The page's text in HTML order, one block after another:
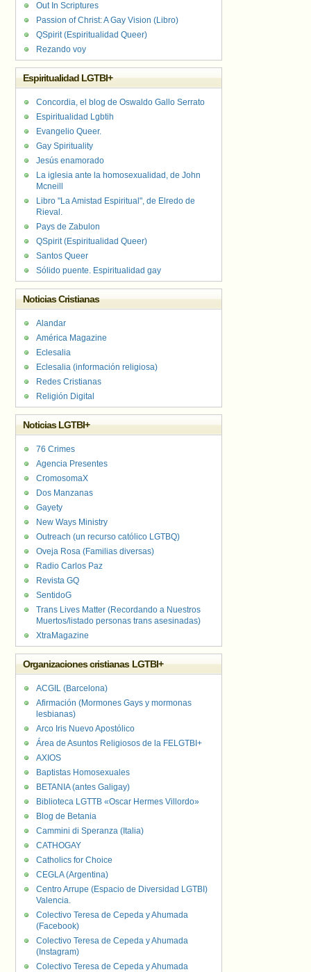
Out In Scriptures
Passion of Christ: A Gay Vision (Libro)
QSpirit (Espiritualidad Queer)
Rezando voy
Espiritualidad LGTBI+
Concordia, el blog de Oswaldo Gallo Serrato
Espiritualidad Lgbtih
Evangelio Queer.
Gay Spirituality
Jesús enamorado
La iglesia ante la homosexualidad, de John
Mcneill
Libro "La Amistad Espiritual", de Elredo de
Rieval.
Pays de Zabulon
QSpirit (Espiritualidad Queer)
Santos Queer
Sólido puente. Espiritualidad gay
Noticias Cristianas
Alandar
América Magazine
Eclesalia
Eclesalia (información religiosa)
Redes Cristianas
Religión Digital
Noticias LGTBI+
76 Crimes
Agencia Presentes
CromosomaX
Dos Manzanas
Gayety
New Ways Ministry
Outreach (un recurso católico LGTBQ)
Oveja Rosa (Familias diversas)
Radio Carlos Paz
Revista GQ
SentidoG
Trans Lives Matter (Recordando a Nuestros
Muertos/listado personas trans asesinadas)
XtraMagazine
Organizaciones cristianas LGTBI+
ACGIL (Barcelona)
Afirmación (Mormones Gays y mormonas
lesbianas)
Arco Iris Nuevo Apostólico
Área de Asuntos Religiosos de la FELGTBI+
AXIOS
Baptistas Homosexuales
BETANIA (antes Galigay)
Biblioteca LGTTB «Oscar Hermes Villordo»
Blog de Betania
Cammini di Speranza (Italia)
CATHOGAY
Catholics for Choice
CEGLA (Argentina)
Centro Arrupe (Espacio de Diversidad LGTBI)
Valencia.
Colectivo Teresa de Cepeda y Ahumada
(Facebook)
Colectivo Teresa de Cepeda y Ahumada
(Instagram)
Colectivo Teresa de Cepeda y Ahumada